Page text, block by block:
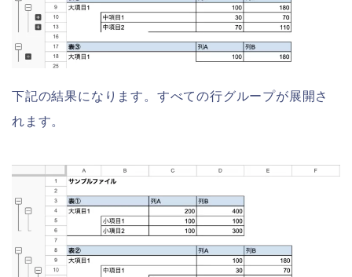
下記の結果になります。すべての行グループが展開さ
れます。